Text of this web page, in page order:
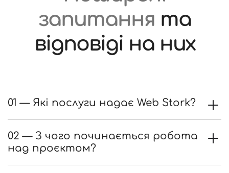
запитання та
відповіді на них
01 — Які послуги надає Web Stork?
02 — З чого починається робота
над проєктом?